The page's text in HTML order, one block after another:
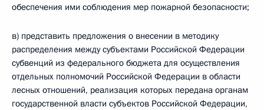
обеспечения ими соблюдения мер пожарной безопасности;
в) представить предложения о внесении в методику
распределения между субъектами Российской Федерации
субвенций из федерального бюджета для осуществления
отдельных полномочий Российской Федерации в области
лесных отношений, реализация которых передана органам
государственной власти субъектов Российской Федерации,